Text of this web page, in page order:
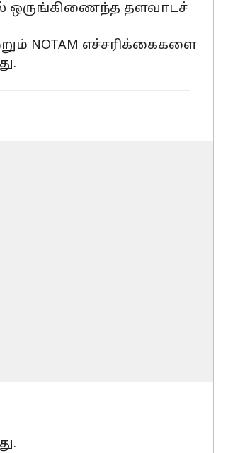
ஒருங்கிணைந்த தளவாடச்
NOTAM எச்சரிக்கைகளை